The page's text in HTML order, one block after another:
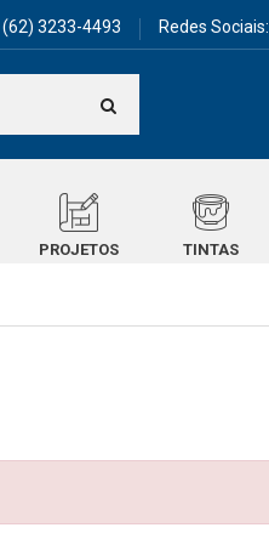
Redes Sociais:
(62) 3233-4493
PROJETOS TINTAS